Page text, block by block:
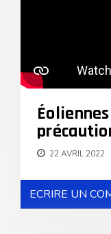
22 AVRIL 2022
ECRIRE UN